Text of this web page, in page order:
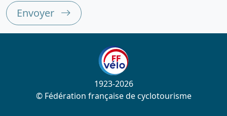
Envoyer
1923-2026
© Fédération française de cyclotourisme